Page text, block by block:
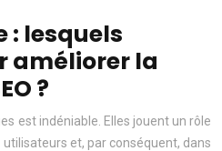
: lesquels
améliorer la
?
est indéniable. Elles jouent un rôle
et, par conséquent, dans